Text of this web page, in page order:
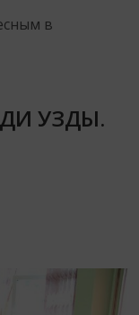
в
УЗДЫ.